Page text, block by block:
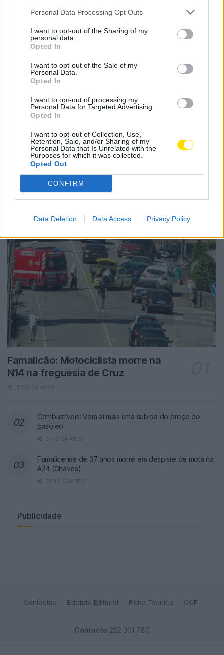
Personal Data Processing Opt Outs
I want to opt-out of the Sharing of my
personal data.
Opted In
I want to opt-out of the Sale of my
Personal Data.
Opted In
I want to opt-out of processing my
Personal Data for Targeted Advertising.
Opted In
I want to opt-out of Collection, Use,
Retention, Sale, and/or Sharing of my
Personal Data that Is Unrelated with the
Purposes for which it was collected.
Opted Out
CONFIRM
Data Deletion Data Access Privacy Policy
Precisamos de identificar contextos prioritários de
atuação e criar uma estratégia de sensibilização para
esta questão», defende Sandra Pimenta, candidata à
animais bem-estar famalicão
sandra pimenta
Notícias Populares
Famalicão: Motociclista morre na
N14 na freguesia de Cruz
4729 SHARES
Combustíveis: Vem aí mais uma subida do preço do
gasóleo
3779 SHARES
Famalicense de 37 anos morre em despiste de mota na
A24 (Chaves)
2546 SHARES
Publicidade
Contactos Estatuto Editorial Ficha Técnica CCF
Contacto 252 301 780